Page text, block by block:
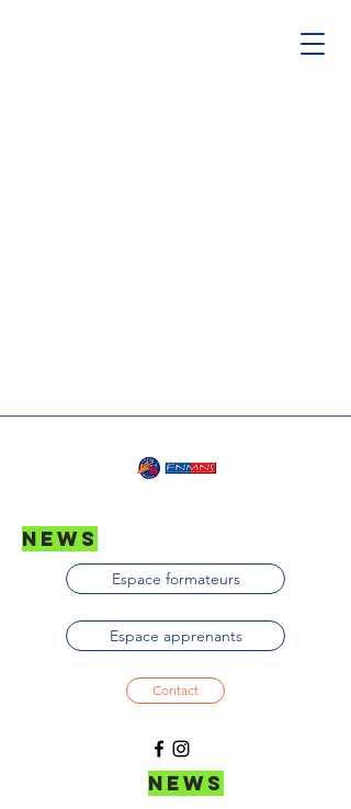
news
Espace formateurs
Espace apprenants
Contact
news